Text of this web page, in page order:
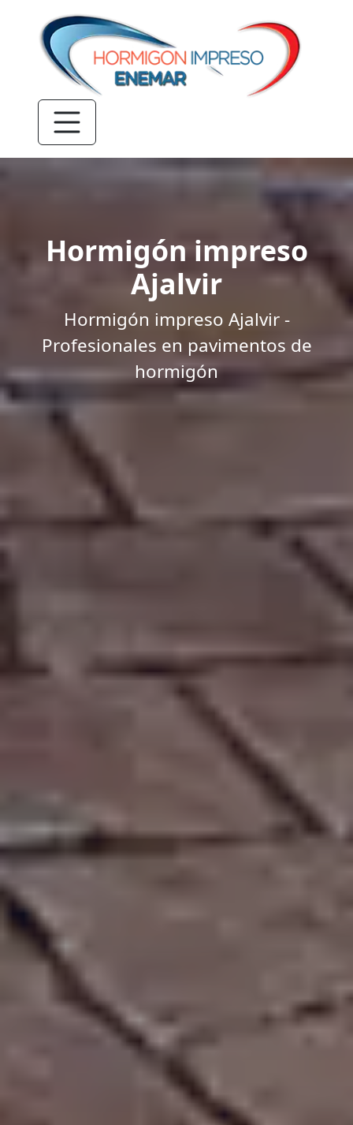
Hormigón impreso
Ajalvir
Hormigón impreso Ajalvir -
Profesionales en pavimentos de
hormigón